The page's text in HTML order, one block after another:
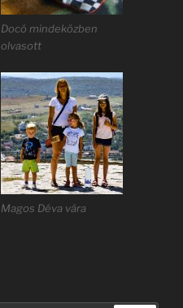
Docó mindeközben
olvasott
Magos Déva vára